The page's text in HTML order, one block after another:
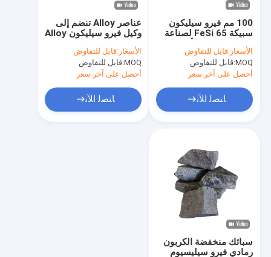
فيرو سيليكون الخبث
معدن السليكون
فيرو سيليكون مغنيسيوم
فيرو سيليكون باريوم
سبيكة معدنية المغنيسيوم
الكربون فيرو كروم
معادن الأرض النادرة
مسحوق كربيد السيليكون
عناصر Alloy تنضم إلى
وكيل فيرو سيليكون Alloy
الأسعار:قابل للتفاوض
MOQ: قابل للتفاوض
أحصل على آخر سعر
ﺎﺘﺼﻟ ﺍﻶﻧ
100 مم فيرو سيليكون
سبيكة FeSi 65 لصناعة
المعدنية
الأسعار:قابل للتفاوض
MOQ: قابل للتفاوض
أحصل على آخر سعر
ﺎﺘﺼﻟ ﺍﻶﻧ
سبائك منخفضة الكربون
رمادي فيرو سيليسيوم